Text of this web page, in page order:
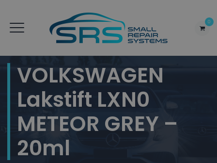
0
VOLKSWAGEN
Lakstift LXN0
METEOR GREY –
20ml